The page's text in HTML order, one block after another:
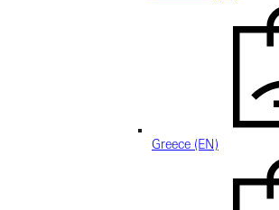
Greece (EN)